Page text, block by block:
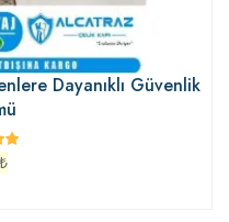
Dayanıklı Güvenlik
₺